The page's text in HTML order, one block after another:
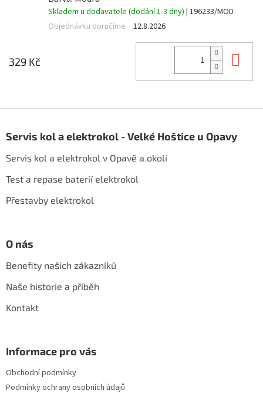
Skladem u dodavatele (dodání 1-3 dny) | 196233/MOD
Objednávku doručíme
12.8.2026
329 Kč
pServis kol a elektrokol - Velké Hoštice u Opavy
Servis kol a elektrokol v Opavě a okolí
Test a repase baterií elektrokol
Přestavby elektrokol
O nás
Benefity našich zákazníků
Naše historie a příběh
Kontakt
Informace pro vás
Obchodní podmínky
Podmínky ochrany osobních údajů